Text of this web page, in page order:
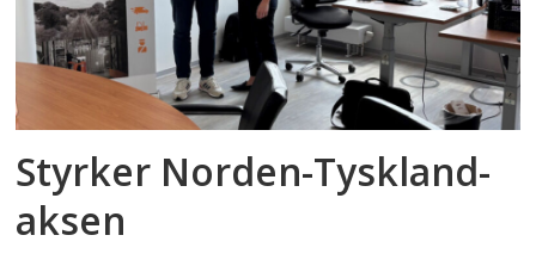
Styrker Norden-Tyskland-
aksen